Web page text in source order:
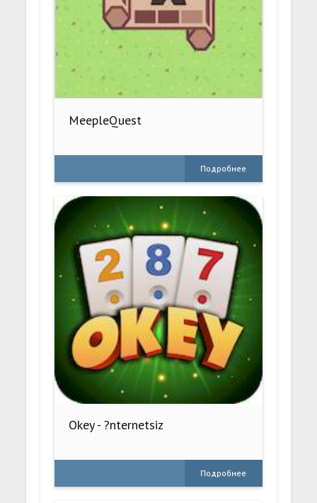
MeepleQuest
Подробнее
Okey - ?nternetsiz
Подробнее